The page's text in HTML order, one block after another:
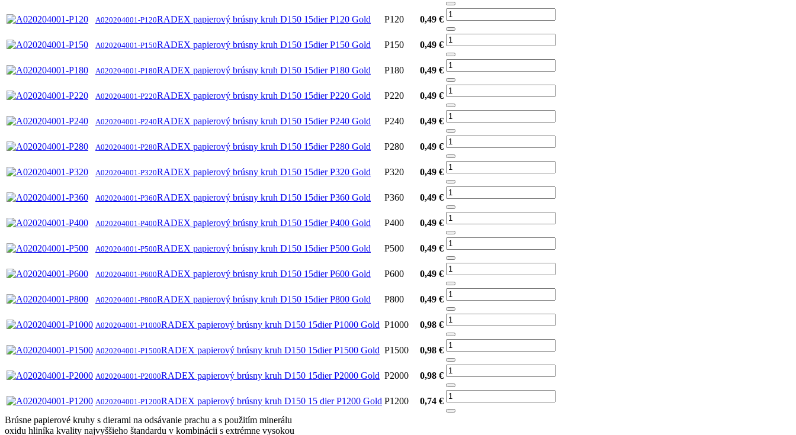
A020204001-P120RADEX papierový brúsny kruh D150 15dier P120 Gold P120 0,49 €
A020204001-P150RADEX papierový brúsny kruh D150 15dier P150 Gold P150 0,49 €
A020204001-P180RADEX papierový brúsny kruh D150 15dier P180 Gold P180 0,49 €
A020204001-P220RADEX papierový brúsny kruh D150 15dier P220 Gold P220 0,49 €
A020204001-P240RADEX papierový brúsny kruh D150 15dier P240 Gold P240 0,49 €
A020204001-P280RADEX papierový brúsny kruh D150 15dier P280 Gold P280 0,49 €
A020204001-P320RADEX papierový brúsny kruh D150 15dier P320 Gold P320 0,49 €
A020204001-P360RADEX papierový brúsny kruh D150 15dier P360 Gold P360 0,49 €
A020204001-P400RADEX papierový brúsny kruh D150 15dier P400 Gold P400 0,49 €
A020204001-P500RADEX papierový brúsny kruh D150 15dier P500 Gold P500 0,49 €
A020204001-P600RADEX papierový brúsny kruh D150 15dier P600 Gold P600 0,49 €
A020204001-P800RADEX papierový brúsny kruh D150 15dier P800 Gold P800 0,49 €
A020204001-P1000RADEX papierový brúsny kruh D150 15dier P1000 Gold P1000 0,98 €
A020204001-P1500RADEX papierový brúsny kruh D150 15dier P1500 Gold P1500 0,98 €
A020204001-P2000RADEX papierový brúsny kruh D150 15dier P2000 Gold P2000 0,98 €
A020204001-P1200RADEX papierový brúsny kruh D150 15 dier P1200 Gold P1200
0,74 €
Brúsne papierové kruhy s dierami na odsávanie prachu a s použitím minerálu
oxidu hliníka kvality najvyššieho štandardu v kombinácii s extrémne vysokou